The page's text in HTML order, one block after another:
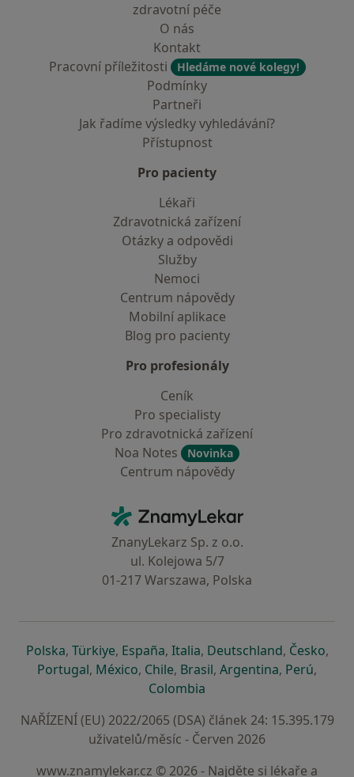
zdravotní péče
O nás
Kontakt
Pracovní příležitosti
Hledáme nové kolegy!
Podmínky
Partneři
Jak řadíme výsledky vyhledávání?
Přístupnost
Pro pacienty
Lékaři
Zdravotnická zařízení
Otázky a odpovědi
Služby
Nemoci
Centrum nápovědy
Mobilní aplikace
Blog pro pacienty
Pro profesionály
Ceník
Pro specialisty
Pro zdravotnická zařízení
Noa Notes
Novinka
Centrum nápovědy
ZnamyLekar - Hlavní stránka
ZnanyLekarz Sp. z o.o.
ul. Kolejowa 5/7
01-217 Warszawa, Polska
Polskase otevře v nové záložce
, Türkiyese otevře v nové záložce
, Españase otevře v nové záložce
, Italiase otevře v nové záložce
, Deutschlandse otevře v
, Českose
,
Portugalse otevře v nové záložce
, Méxicose otevře v nové záložce
, Chilese otevře v nové záložce
, Brasilse otevře v nové
, Argentinase otevře v
, Perúse
,
Colombia
NAŘÍZENÍ (EU) 2022/2065 (DSA) článek 24: 15.395.179
uživatelů/měsíc - Červen 2026
www.znamylekar.cz © 2026 - Najděte si lékaře a